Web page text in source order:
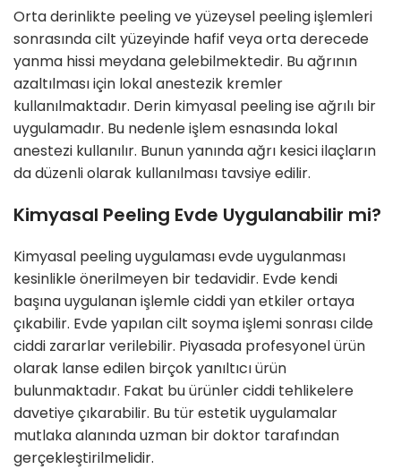
Orta derinlikte peeling ve yüzeysel peeling işlemleri
sonrasında cilt yüzeyinde hafif veya orta derecede
yanma hissi meydana gelebilmektedir. Bu ağrının
azaltılması için lokal anestezik kremler
kullanılmaktadır. Derin kimyasal peeling ise ağrılı bir
uygulamadır. Bu nedenle işlem esnasında lokal
anestezi kullanılır. Bunun yanında ağrı kesici ilaçların
da düzenli olarak kullanılması tavsiye edilir.
Kimyasal Peeling Evde Uygulanabilir mi?
Kimyasal peeling uygulaması evde uygulanması
kesinlikle önerilmeyen bir tedavidir. Evde kendi
başına uygulanan işlemle ciddi yan etkiler ortaya
çıkabilir. Evde yapılan cilt soyma işlemi sonrası cilde
ciddi zararlar verilebilir. Piyasada profesyonel ürün
olarak lanse edilen birçok yanıltıcı ürün
bulunmaktadır. Fakat bu ürünler ciddi tehlikelere
davetiye çıkarabilir. Bu tür estetik uygulamalar
mutlaka alanında uzman bir doktor tarafından
gerçekleştirilmelidir.